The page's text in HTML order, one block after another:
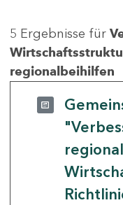
5 Ergebnisse für
regionalbeihilfen